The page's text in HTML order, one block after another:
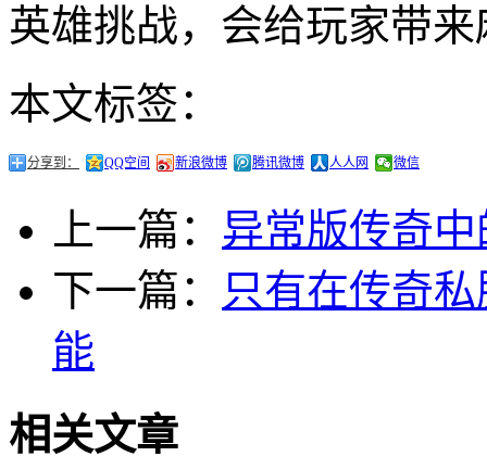
英雄挑战，会给玩家带
本文标签：
分享到： QQ空间 新浪微博 腾讯微博 人人网 微信
上一篇： 异常版传奇
下一篇：
只有在传奇
能
相关文章